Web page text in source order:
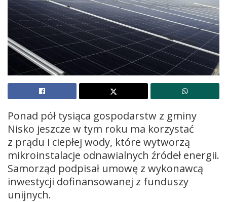
Ponad pół tysiąca gospodarstw z gminy
Nisko jeszcze w tym roku ma korzystać
z prądu i ciepłej wody, które wytworzą
mikroinstalacje odnawialnych źródeł energii.
Samorząd podpisał umowę z wykonawcą
inwestycji dofinansowanej z funduszy
unijnych.